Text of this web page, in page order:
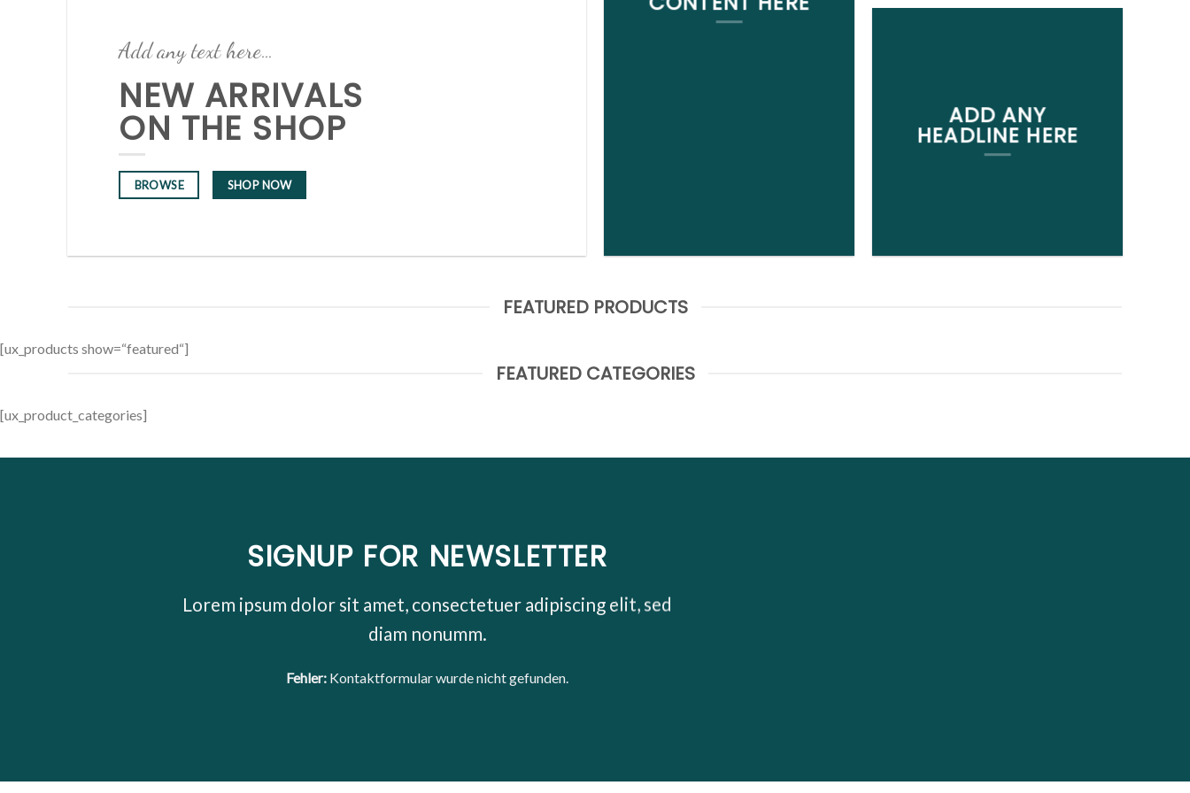
Add any text here…
NEW ARRIVALS
ON THE SHOP
BROWSE SHOP NOW
ADD ANY
HEADLINE HERE
FEATURED PRODUCTS
[ux_products show=“featured“]
FEATURED CATEGORIES
[ux_product_categories]
SIGNUP FOR NEWSLETTER
Lorem ipsum dolor sit amet, consectetuer adipiscing elit, sed
diam nonumm.
Fehler: Kontaktformular wurde nicht gefunden.